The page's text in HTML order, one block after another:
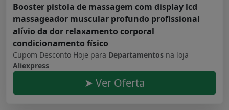
Booster pistola de massagem com display lcd
massageador muscular profundo profissional
alívio da dor relaxamento corporal
condicionamento físico
Cupom Desconto Hoje para Departamentos na loja
Aliexpress
➤ Ver Oferta